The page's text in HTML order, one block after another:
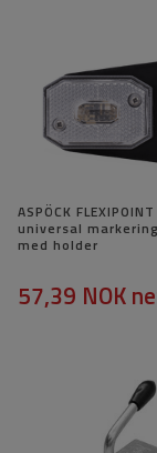
ASPÖCK
universal
med holder
57,39 NOK